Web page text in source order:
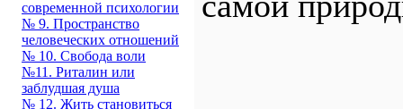
современной психологии
№ 9. Пространство
человеческих отношений
№ 10. Свобода воли
№11. Риталин или
заблудшая душа
№ 12. Жить становиться